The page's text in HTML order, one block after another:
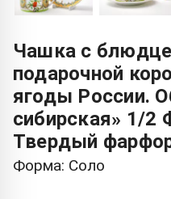
Чашка с
подарочной
ягоды России.
сибирская» 1/2
Твердый
Форма: Соло